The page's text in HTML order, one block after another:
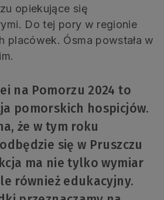
opiekujące się
Do tej pory w regionie
placówek. Ósma powstała w
na Pomorzu 2024 to
pomorskich hospicjów.
że w tym roku
się w Pruszczu
ma nie tylko wymiar
również edukacyjny.